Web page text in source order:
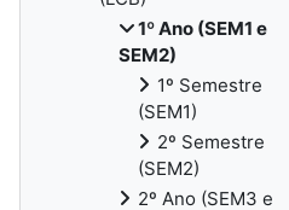
1º Ano (SEM1 e
SEM2)
1º Semestre
(SEM1)
2º Semestre
(SEM2)
2º Ano (SEM3 e